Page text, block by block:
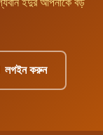
ইঁদুর আপনাকে বড়
লগইন করুন